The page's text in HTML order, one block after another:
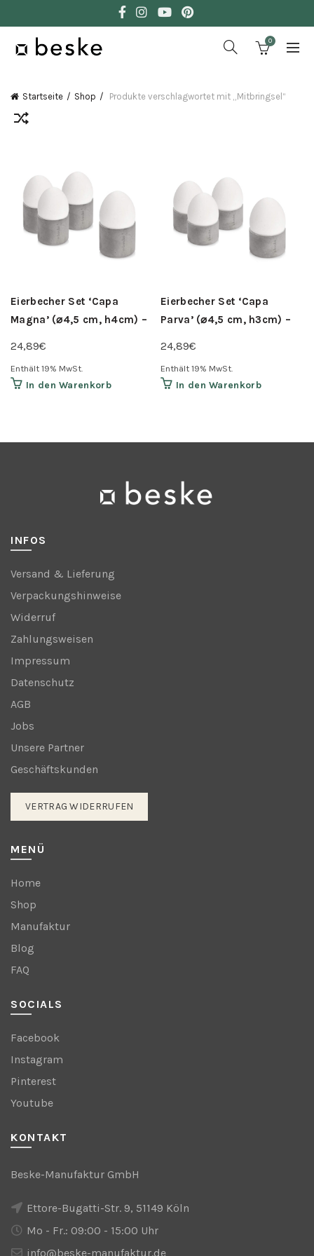
0
Startseite Shop Produkte verschlagwortet mit „Mitbringsel“
Eierbecher Set ‘Capa
Magna’ (⌀4,5 cm, h4cm) –
24,89€
Enthält 19% MwSt.
In den Warenkorb
Eierbecher Set ‘Capa
Parva’ (⌀4,5 cm, h3cm) –
24,89€
Enthält 19% MwSt.
In den Warenkorb
INFOS
Versand & Lieferung
Verpackungshinweise
Widerruf
Zahlungsweisen
Impressum
Datenschutz
AGB
Jobs
Unsere Partner
Geschäftskunden
VERTRAG WIDERRUFEN
MENÜ
Home
Shop
Manufaktur
Blog
FAQ
SOCIALS
Facebook
Instagram
Pinterest
Youtube
KONTAKT
Beske-Manufaktur GmbH
Ettore-Bugatti-Str. 9, 51149 Köln
Mo - Fr.: 09:00 - 15:00 Uhr
info@beske-manufaktur.de